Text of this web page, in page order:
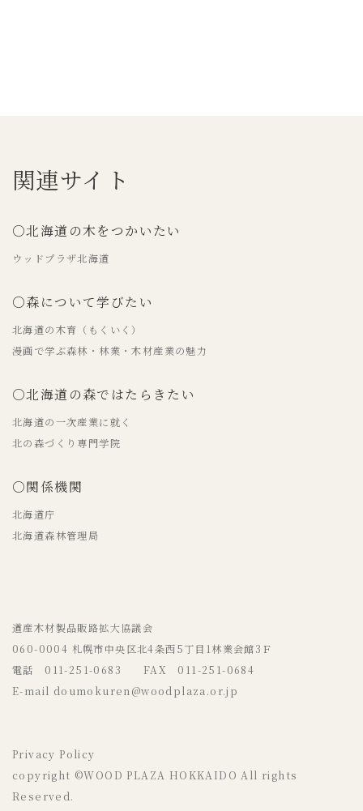
関連サイト
○北海道の木をつかいたい
ウッドプラザ北海道
○森について学びたい
北海道の木育（もくいく）
漫画で学ぶ森林・林業・木材産業の魅力
○北海道の森ではたらきたい
北海道の一次産業に就く
北の森づくり専門学院
○関係機関
北海道庁
北海道森林管理局
道産木材製品販路拡大協議会
060-0004 札幌市中央区北4条西5丁目1林業会館3Ｆ
電話 011-251-0683 FAX 011-251-0684
E-mail doumokuren@woodplaza.or.jp
Privacy Policy
copyright ©WOOD PLAZA HOKKAIDO All rights
Reserved.